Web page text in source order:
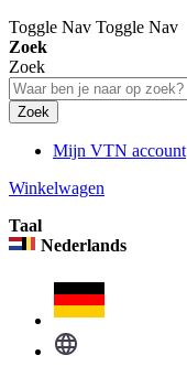
Toggle Nav Toggle Nav
Zoek
Zoek
Zoek
Mijn VTN account
Winkelwagen
Taal
Nederlands